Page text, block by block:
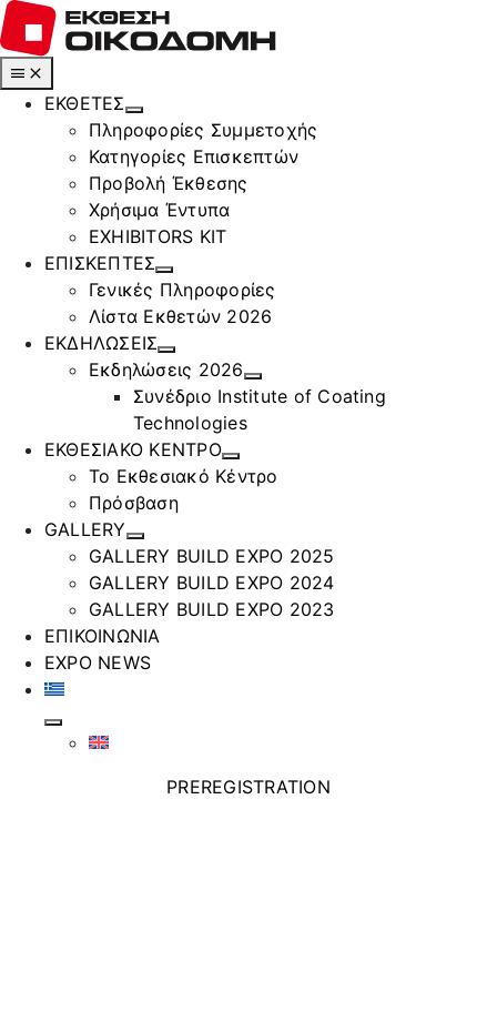
Μετάβαση
στο
περιεχόμενο
Toggle
Navigation
ΕΚΘΕΤΕΣ
Πληροφορίες Συμμετοχής
Κατηγορίες Επισκεπτών
Προβολή Έκθεσης
Χρήσιμα Έντυπα
EXHIBITORS KIT
ΕΠΙΣΚΕΠΤΕΣ
Γενικές Πληροφορίες
Λίστα Εκθετών 2026
ΕΚΔΗΛΩΣΕΙΣ
Εκδηλώσεις 2026
Συνέδριο Institute of Coating
Technologies
ΕΚΘΕΣΙΑΚΟ ΚΕΝΤΡΟ
Το Εκθεσιακό Κέντρο
Πρόσβαση
GALLERY
GALLERY BUILD EXPO 2025
GALLERY BUILD EXPO 2024
GALLERY BUILD EXPO 2023
ΕΠΙΚΟΙΝΩΝΙΑ
EXPO NEWS
PREREGISTRATION